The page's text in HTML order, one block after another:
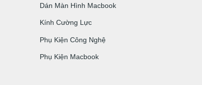
Dán Màn Hình Macbook
Kính Cường Lực
Phụ Kiện Công Nghệ
Phụ Kiện Macbook